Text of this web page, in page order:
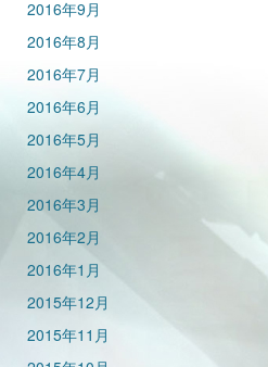
2016年9月
2016年8月
2016年7月
2016年6月
2016年5月
2016年4月
2016年3月
2016年2月
2016年1月
2015年12月
2015年11月